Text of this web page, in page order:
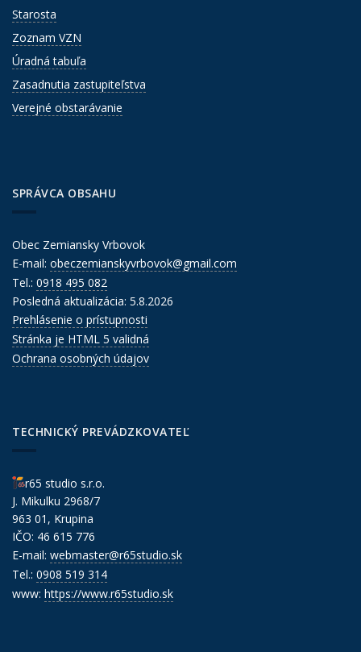
Starosta
Zoznam VZN
Úradná tabuľa
Zasadnutia zastupiteľstva
Verejné obstarávanie
SPRÁVCA OBSAHU
Obec Zemiansky Vrbovok
E-mail: obeczemianskyvrbovok@gmail.com
Tel.: 0918 495 082
Posledná aktualizácia: 5.8.2026
Prehlásenie o prístupnosti
Stránka je HTML 5 validná
Ochrana osobných údajov
TECHNICKÝ PREVÁDZKOVATEĽ
r65 studio s.r.o.
J. Mikulku 2968/7
963 01, Krupina
IČO: 46 615 776
E-mail: webmaster@r65studio.sk
Tel.: 0908 519 314
www: https://www.r65studio.sk